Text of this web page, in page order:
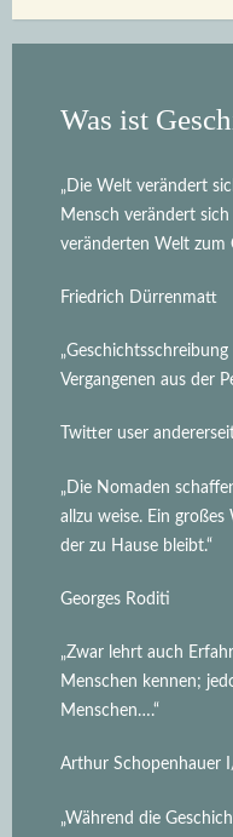
Was ist
„Die Welt verändert
Mensch verändert
veränderten Welt zum
Friedrich Dürrenmatt
Vergangenen aus der
Twitter user
„Die Nomaden
allzu weise. Ein
der zu Hause bleibt.“
Georges Roditi
„Zwar lehrt auch
Menschen kennen;
Menschen….“
Arthur Schopenhauer
„Während die